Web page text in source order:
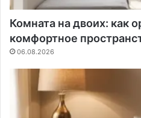
Комната на двоих: как
комфортное
06.08.2026